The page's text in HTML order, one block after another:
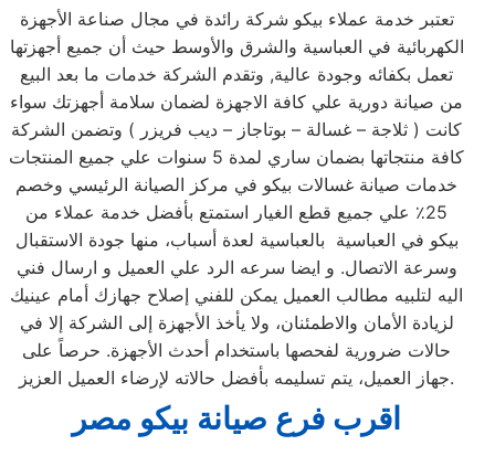
تعتبر خدمة عملاء بيكو شركة رائدة في مجال صناعة الأجهزة
الكهربائية في العباسية والشرق والأوسط حيث أن جميع أجهزتها
تعمل بكفائه وجودة عالية, وتقدم الشركة خدمات ما بعد البيع
من صيانة دورية علي كافة الاجهزة لضمان سلامة أجهزتك سواء
كانت ( ثلاجة – غسالة – بوتاجاز – ديب فريزر ) وتضمن الشركة
كافة منتجاتها بضمان ساري لمدة 5 سنوات علي جميع المنتجات
خدمات صيانة غسالات بيكو في مركز الصيانة الرئيسي وخصم
25٪ علي جميع قطع الغيار استمتع بأفضل خدمة عملاء من
بيكو في العباسية بالعباسية لعدة أسباب، منها جودة الاستقبال
وسرعة الاتصال. و ايضا سرعه الرد علي العميل و ارسال فني
اليه لتلبيه مطالب العميل يمكن للفني إصلاح جهازك أمام عينيك
لزيادة الأمان والاطمئنان، ولا يأخذ الأجهزة إلى الشركة إلا في
حالات ضرورية لفحصها باستخدام أحدث الأجهزة. حرصاً على
جهاز العميل، يتم تسليمه بأفضل حالاته لإرضاء العميل العزيز.
اقرب فرع صيانة بيكو مصر